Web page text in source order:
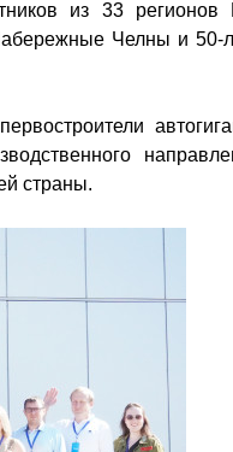
из 33 регионов
Челны и 50-
страны.